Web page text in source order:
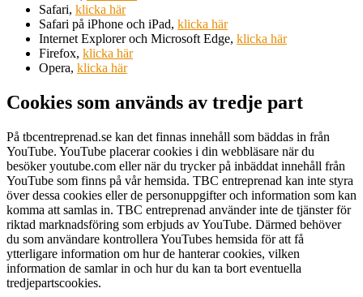
Safari, klicka här
Safari på iPhone och iPad, klicka här
Internet Explorer och Microsoft Edge, klicka här
Firefox, klicka här
Opera, klicka här
Cookies som används av tredje part
På tbcentreprenad.se kan det finnas innehåll som bäddas in från
YouTube. YouTube placerar cookies i din webbläsare när du
besöker youtube.com eller när du trycker på inbäddat innehåll från
YouTube som finns på vår hemsida. TBC entreprenad kan inte styra
över dessa cookies eller de personuppgifter och information som kan
komma att samlas in. TBC entreprenad använder inte de tjänster för
riktad marknadsföring som erbjuds av YouTube. Därmed behöver
du som användare kontrollera YouTubes hemsida för att få
ytterligare information om hur de hanterar cookies, vilken
information de samlar in och hur du kan ta bort eventuella
tredjepartscookies.